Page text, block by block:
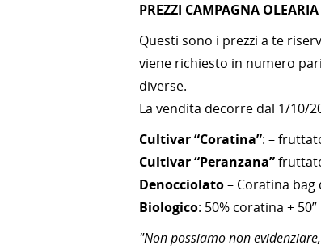
PREZZI CAMPAGNA
Questi sono i prezzi a te
viene richiesto in numero
diverse.
La vendita decorre dal 1/10/
Cultivar “Coratina”: –
Cultivar “Peranzana”
Denocciolato– Coratina bag
Biologico: 50% coratina +
"Non possiamo non